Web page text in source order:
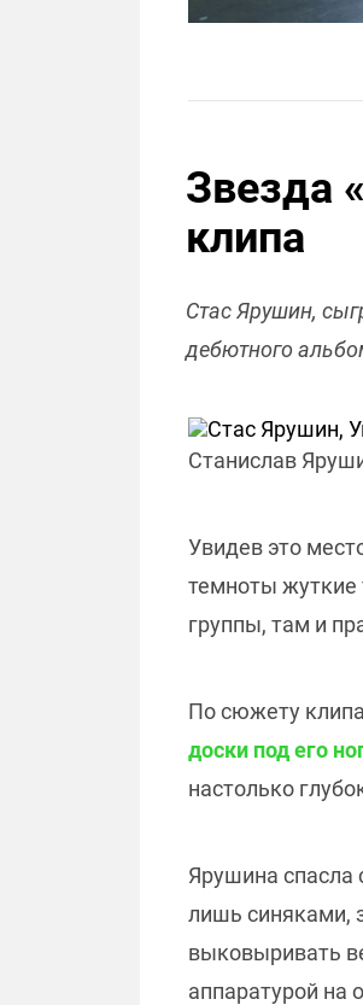
Звезда
клипа
Стас Ярушин,
дебютного
Станислав
Увидев это
темноты жуткие
группы, там и
По сюжету
доски под его
настолько
Ярушина спасла
лишь синяками,
выковыривать
аппаратурой на